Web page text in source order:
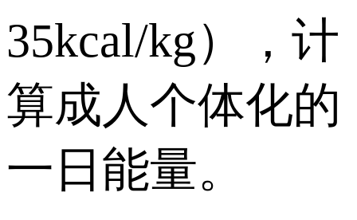
35kcal/kg），计
算成人个体化的
一日能量。